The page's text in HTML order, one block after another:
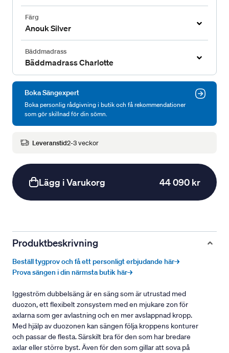
Färg
Anouk Silver
Bäddmadrass
Bäddmadrass Charlotte
Boka Sängexpert
Boka personlig rådgivning i butik och få rekommendationer
som gör skillnad för din sömn.
Leveranstid2-3 veckor
Lägg i Varukorg 44 090 kr
Produktbeskrivning
Beställ tygprov och få ett personligt erbjudande här→
Prova sängen i din närmsta butik här→
Iggeström dubbelsäng är en säng som är utrustad med
duozon, ett flexibelt zonsystem med en mjukare zon för
axlarna som ger avlastning och en mer avslappnad kropp.
Med hjälp av duozonen kan sängen följa kroppens konturer
och passar de flesta. Särskilt bra för den som har bredare
axlar eller större byst. Även för den som gillar att sova på